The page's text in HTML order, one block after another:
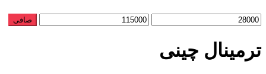
حداقل
حداكثر
صافی
ترمینال چینی